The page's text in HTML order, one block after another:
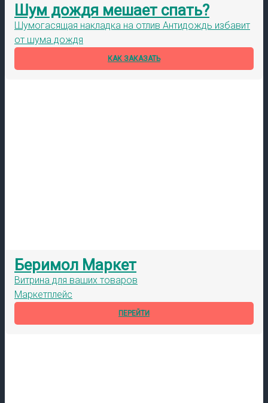
Шум дождя мешает спать?
Шумогасящая накладка на отлив Антидождь избавит
от шума дождя
КАК ЗАКАЗАТЬ
Беримол Маркет
Витрина для ваших товаров
Маркетплейс
ПЕРЕЙТИ